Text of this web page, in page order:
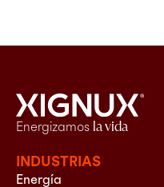
Energizamos la vida
INDUSTRIAS
Energía